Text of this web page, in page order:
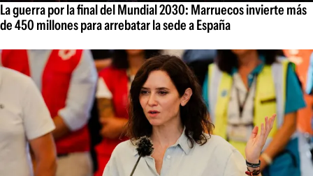
La guerra por la final del Mundial 2030: Marruecos invierte más
de 450 millones para arrebatar la sede a España